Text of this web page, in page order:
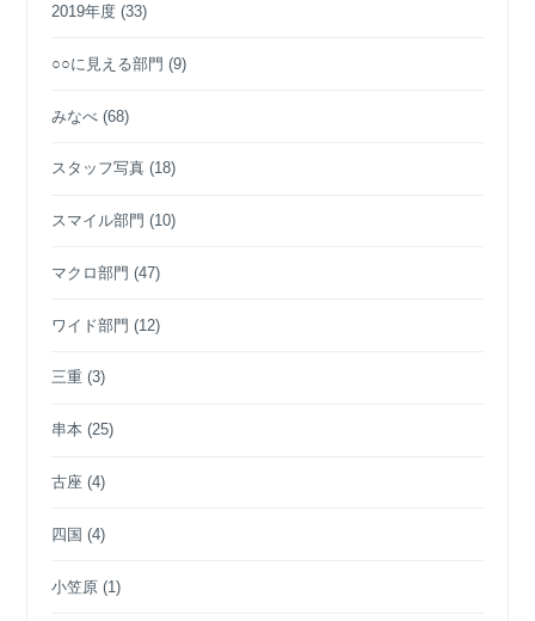
2019年度 (33)
○○に見える部門 (9)
みなべ (68)
スタッフ写真 (18)
スマイル部門 (10)
マクロ部門 (47)
ワイド部門 (12)
三重 (3)
串本 (25)
古座 (4)
四国 (4)
小笠原 (1)